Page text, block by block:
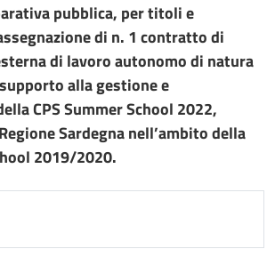
pubblica, per titoli e
di n. 1 contratto di
di lavoro autonomo di natura
alla gestione e
CPS Summer School 2022,
Sardegna nell’ambito della
2019/2020.